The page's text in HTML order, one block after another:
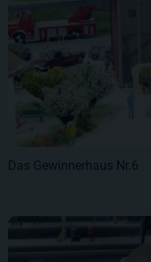
Das Gewinnerhaus Nr.6